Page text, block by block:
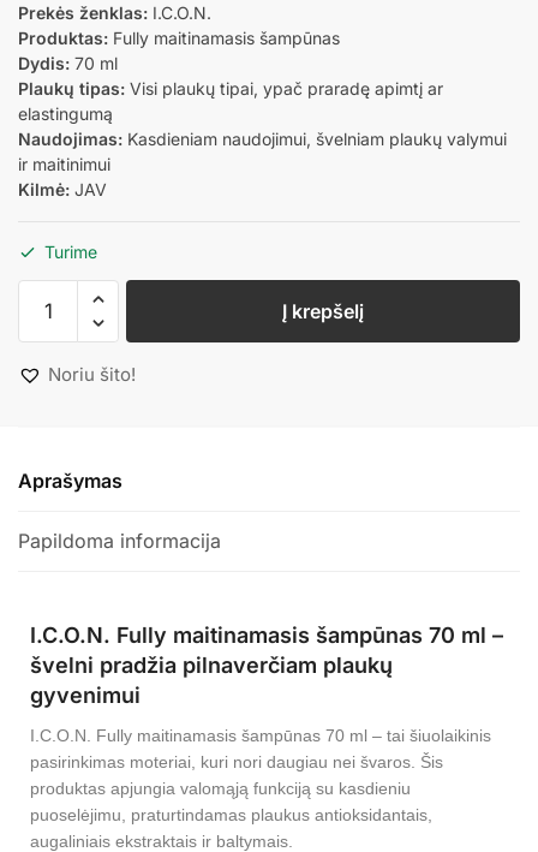
Prekės ženklas: I.C.O.N.
Produktas: Fully maitinamasis šampūnas
Dydis: 70 ml
Plaukų tipas: Visi plaukų tipai, ypač praradę apimtį ar
elastingumą
Naudojimas: Kasdieniam naudojimui, švelniam plaukų valymui
ir maitinimui
Kilmė: JAV
Turime
Į krepšelį
Noriu šito!
Aprašymas
Papildoma informacija
I.C.O.N. Fully maitinamasis šampūnas 70 ml –
švelni pradžia pilnaverčiam plaukų
gyvenimui
I.C.O.N. Fully maitinamasis šampūnas 70 ml – tai šiuolaikinis
pasirinkimas moteriai, kuri nori daugiau nei švaros. Šis
produktas apjungia valomąją funkciją su kasdieniu
puoselėjimu, praturtindamas plaukus antioksidantais,
augaliniais ekstraktais ir baltymais.